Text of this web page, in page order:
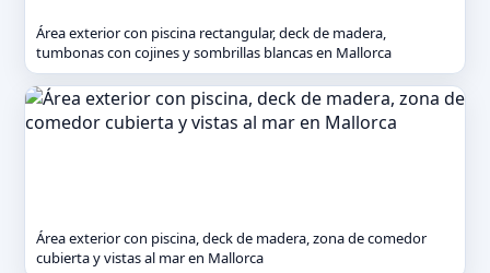
Área exterior con piscina rectangular, deck de madera,
tumbonas con cojines y sombrillas blancas en Mallorca
Área exterior con piscina, deck de madera, zona de comedor
cubierta y vistas al mar en Mallorca